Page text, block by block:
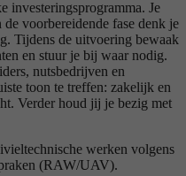
investeringsprogramma. Je
voorbereidende fase denk je
Tijdens de uitvoering bewaak
en stuur je bij waar nodig.
nutsbedrijven en
toon te treffen: zakelijk en
Verder houd jij je bezig met
werken volgens
(RAW/UAV).